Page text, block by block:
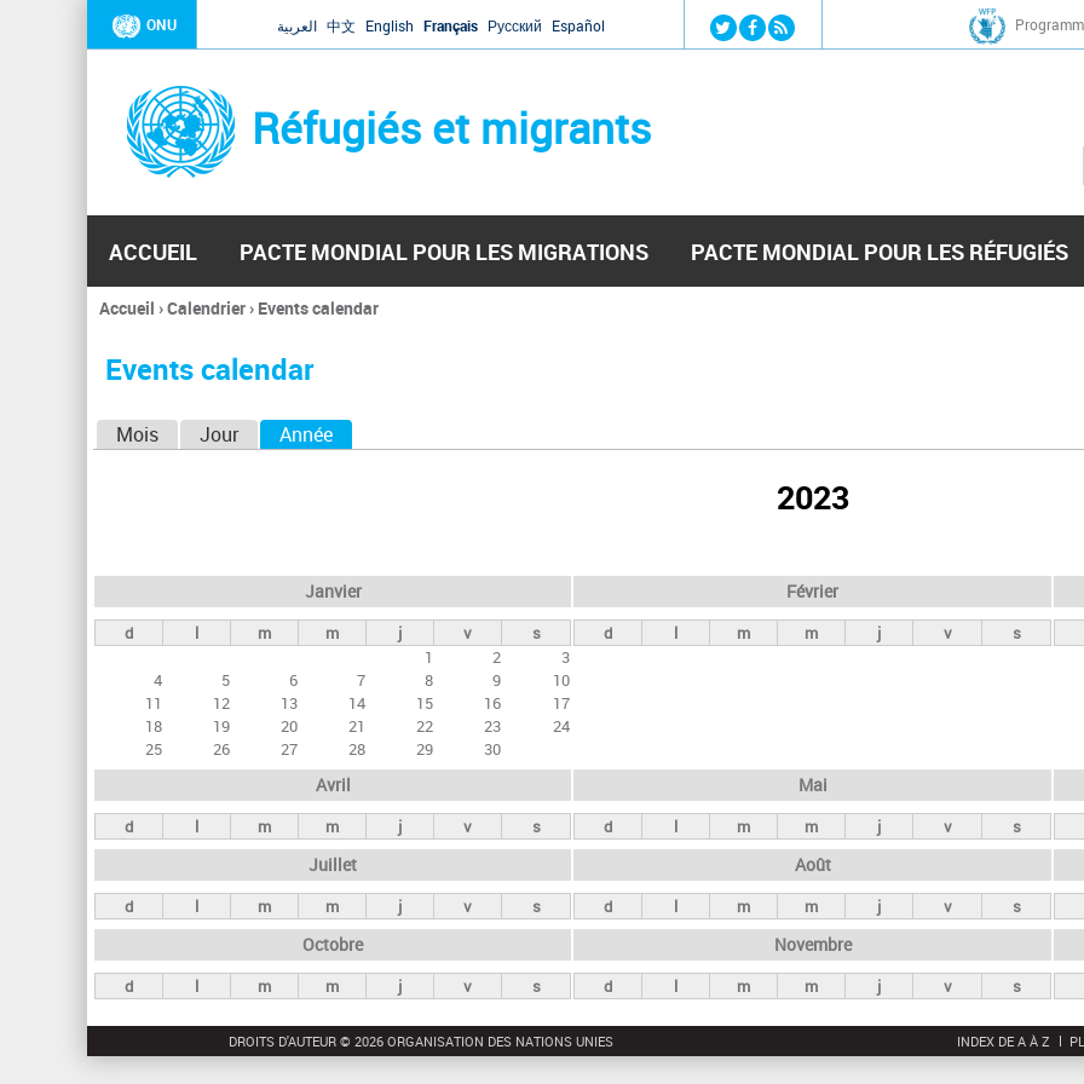
Jump to navigation
ONU العربية 中文 English Français Русский Español
Réfugiés et migrants
ACCUEIL PACTE MONDIAL POUR LES MIGRATIONS PACTE MONDIAL POUR LES RÉFUGIÉS
Vous
ici
Accueil ›Calendrier› Events calendar
Events calendar
e
t
s
n
c
i
p
a
x
Mois Jour Année
2023
Janvier
d l m m j v
s
1
2
3
4
5 6 7 8 9
10
11
12 13 14 15 16
17
18
19 20 21 22 23
24
25
26 27 28 29 30
Février
d l m m j v s
Avril
d l m m j v s
Mai
d l m m j v s
Juillet
d l m m j v s
Août
d l m m j v s
Octobre
d l m m j v s
Novembre
d l m m j v s
DROITS D'AUTEUR © 2026 ORGANISATION DES NATIONS UNIES INDEX DE A À Z